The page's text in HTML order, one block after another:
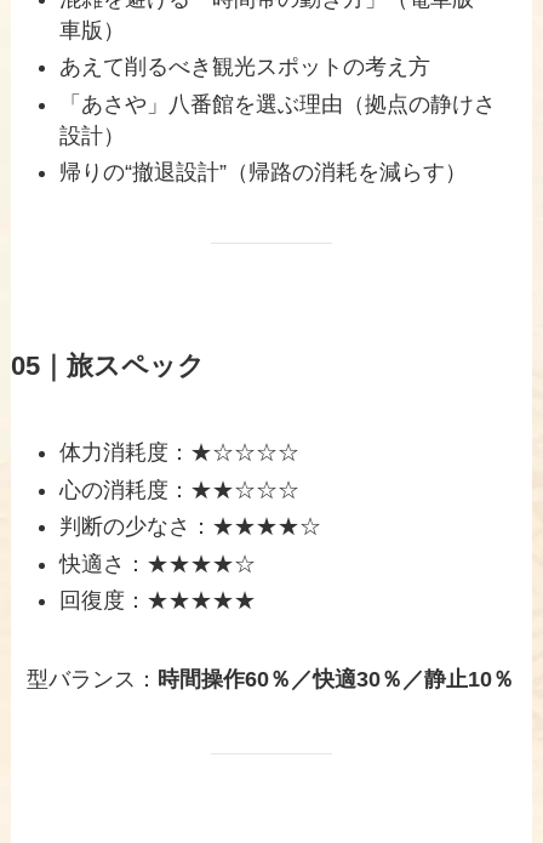
車版）
あえて削るべき観光スポットの考え方
「あさや」八番館を選ぶ理由（拠点の静けさ
設計）
帰りの“撤退設計”（帰路の消耗を減らす）
05｜旅スペック
体力消耗度：★☆☆☆☆
心の消耗度：★★☆☆☆
判断の少なさ：★★★★☆
快適さ：★★★★☆
回復度：★★★★★
型バランス： 時間操作60％／快適30％／静止10％